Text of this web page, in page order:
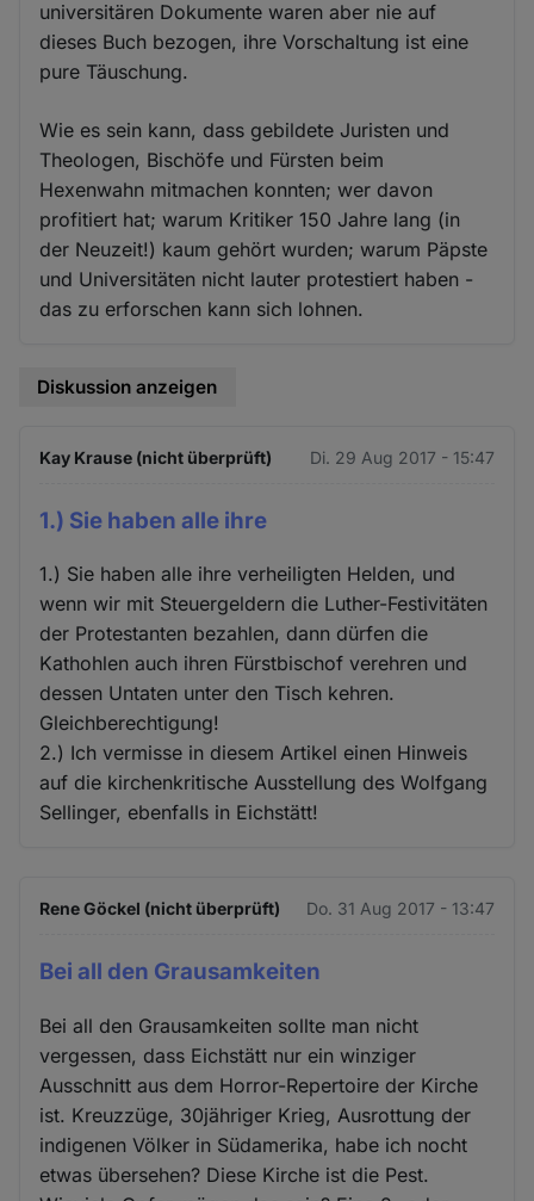
universitären Dokumente waren aber nie auf
dieses Buch bezogen, ihre Vorschaltung ist eine
pure Täuschung.
Wie es sein kann, dass gebildete Juristen und
Theologen, Bischöfe und Fürsten beim
Hexenwahn mitmachen konnten; wer davon
profitiert hat; warum Kritiker 150 Jahre lang (in
der Neuzeit!) kaum gehört wurden; warum Päpste
und Universitäten nicht lauter protestiert haben -
das zu erforschen kann sich lohnen.
Diskussion anzeigen
Kay Krause (nicht überprüft) Di. 29 Aug 2017 - 15:47
1.) Sie haben alle ihre
1.) Sie haben alle ihre verheiligten Helden, und
wenn wir mit Steuergeldern die Luther-Festivitäten
der Protestanten bezahlen, dann dürfen die
Kathohlen auch ihren Fürstbischof verehren und
dessen Untaten unter den Tisch kehren.
Gleichberechtigung!
2.) Ich vermisse in diesem Artikel einen Hinweis
auf die kirchenkritische Ausstellung des Wolfgang
Sellinger, ebenfalls in Eichstätt!
Rene Göckel (nicht überprüft) Do. 31 Aug 2017 - 13:47
Bei all den Grausamkeiten
Bei all den Grausamkeiten sollte man nicht
vergessen, dass Eichstätt nur ein winziger
Ausschnitt aus dem Horror-Repertoire der Kirche
ist. Kreuzzüge, 30jähriger Krieg, Ausrottung der
indigenen Völker in Südamerika, habe ich nocht
etwas übersehen? Diese Kirche ist die Pest.